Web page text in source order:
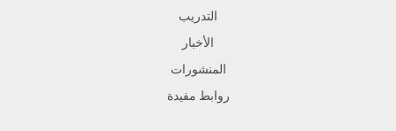
التدريب
الأخبار
المنشورات
روابط مفيدة